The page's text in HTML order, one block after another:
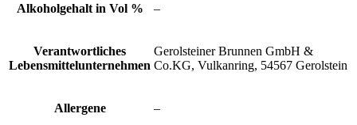
Alkoholgehalt in Vol % –
Verantwortliches
Lebensmittelunternehmen
Gerolsteiner Brunnen GmbH &
Co.KG, Vulkanring, 54567 Gerolstein
Allergene –